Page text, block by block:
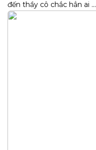
đến thầy cô chắc hẳn ai ...